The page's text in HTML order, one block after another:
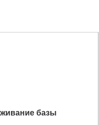
базы